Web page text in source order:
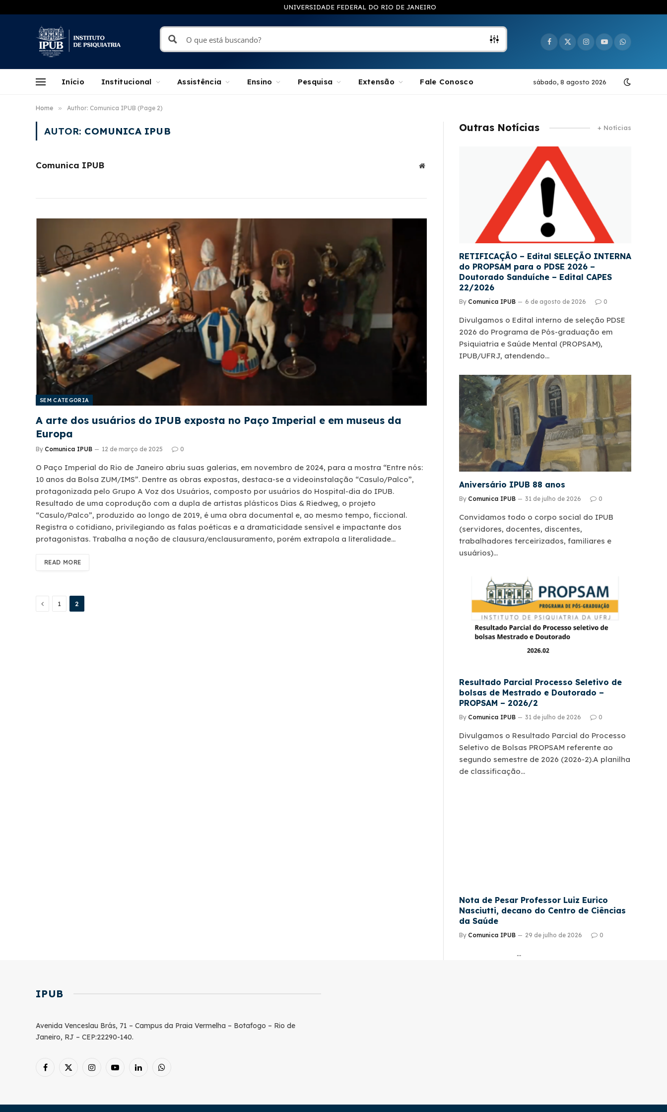
UNIVERSIDADE FEDERAL DO RIO DE JANEIRO
Facebook
X
Instagram
YouTubeWhatsApp
Início Institucional Assistência Ensino Pesquisa Extensão Fale Conosco sábado, 8 agosto 2026
Home » Author: Comunica IPUB (Page 2)
AUTOR: COMUNICA IPUB
Comunica IPUB Website
SEM CATEGORIA
A arte dos usuários do IPUB exposta no Paço Imperial e em museus da
Europa
By Comunica IPUB 12 de março de 2025 0
O Paço Imperial do Rio de Janeiro abriu suas galerias, em novembro de 2024, para a mostra “Entre nós:
10 anos da Bolsa ZUM/IMS”. Dentre as obras expostas, destaca-se a videoinstalação “Casulo/Palco”,
protagonizada pelo Grupo A Voz dos Usuários, composto por usuários do Hospital-dia do IPUB.
Resultado de uma coprodução com a dupla de artistas plásticos Dias & Riedweg, o projeto
“Casulo/Palco”, produzido ao longo de 2019, é uma obra documental e, ao mesmo tempo, ficcional.
Registra o cotidiano, privilegiando as falas poéticas e a dramaticidade sensível e impactante dos
protagonistas. Trabalha a noção de clausura/enclausuramento, porém extrapola a literalidade…
READ MORE
Previous
1 2
Outras Notícias + Notícias
RETIFICAÇÃO – Edital SELEÇÃO INTERNA
do PROPSAM para o PDSE 2026 –
Doutorado Sanduíche – Edital CAPES
22/2026
By Comunica IPUB 6 de agosto de 2026 0
Divulgamos o Edital interno de seleção PDSE
2026 do Programa de Pós-graduação em
Psiquiatria e Saúde Mental (PROPSAM),
IPUB/UFRJ, atendendo…
Aniversário IPUB 88 anos
By Comunica IPUB 31 de julho de 2026 0
Convidamos todo o corpo social do IPUB
(servidores, docentes, discentes,
trabalhadores terceirizados, familiares e
usuários)…
Resultado Parcial Processo Seletivo de
bolsas de Mestrado e Doutorado –
PROPSAM – 2026/2
By Comunica IPUB 31 de julho de 2026 0
Divulgamos o Resultado Parcial do Processo
Seletivo de Bolsas PROPSAM referente ao
segundo semestre de 2026 (2026-2).A planilha
de classificação…
Nota de Pesar Professor Luiz Eurico
Nasciutti, decano do Centro de Ciências
da Saúde
By Comunica IPUB 29 de julho de 2026 0
…
IPUB
Avenida Venceslau Brás, 71 – Campus da Praia Vermelha – Botafogo – Rio de
Janeiro, RJ – CEP:22290-140.
Facebook
X
InstagramYouTubeLinkedInWhatsApp